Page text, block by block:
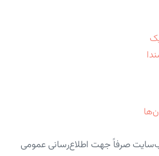
صرفاً جهت اطلاع‌رسانی عمومی